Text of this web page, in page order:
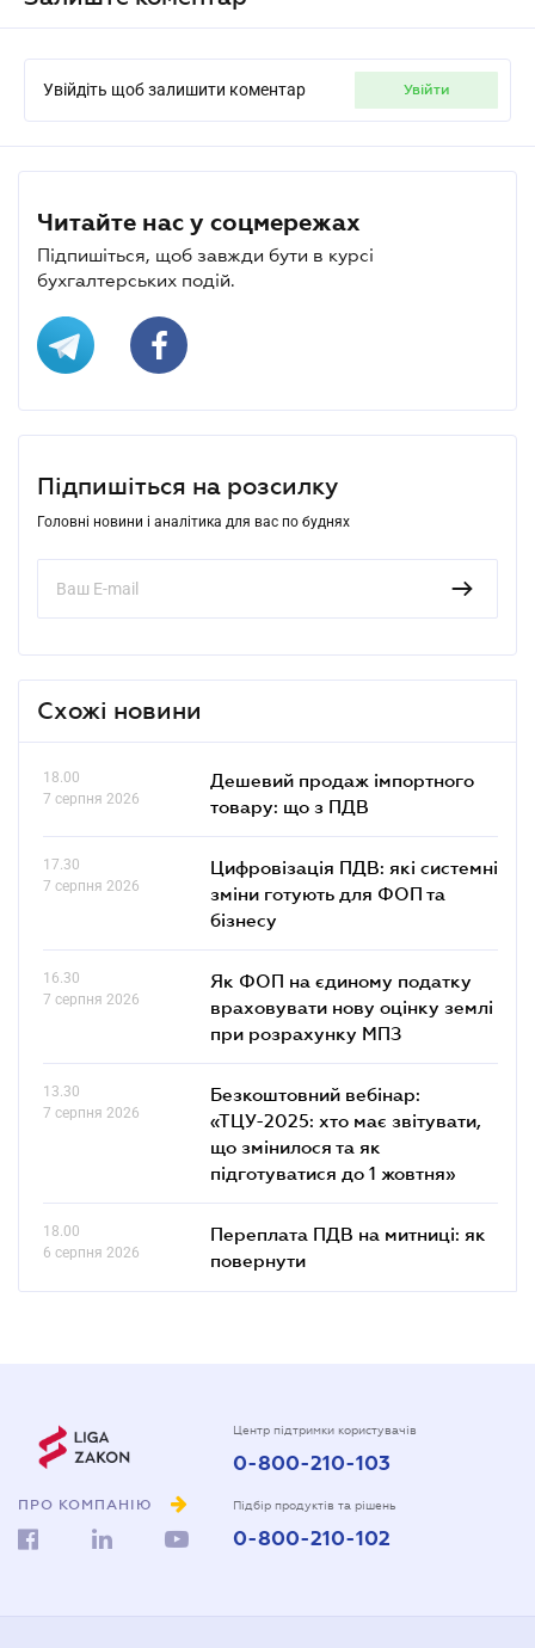
Увійдіть щоб залишити коментар увійти
Читайте нас у соцмережах
Підпишіться, щоб завжди бути в курсі
бухгалтерських подій.
Підпишіться на розсилку
Головні новини і аналітика для вас по буднях
Схожі новини
18.00
7 серпня 2026
Дешевий продаж імпортного
товару: що з ПДВ
17.30
7 серпня 2026
Цифровізація ПДВ: які системні
зміни готують для ФОП та
бізнесу
16.30
7 серпня 2026
Як ФОП на єдиному податку
враховувати нову оцінку землі
при розрахунку МПЗ
13.30
7 серпня 2026
Безкоштовний вебінар:
«ТЦУ-2025: хто має звітувати,
що змінилося та як
підготуватися до 1 жовтня»
18.00
6 серпня 2026
Переплата ПДВ на митниці: як
повернути
ПРО КОМПАНІЮ
Центр підтримки користувачів
0-800-210-103
Підбір продуктів та рішень
0-800-210-102